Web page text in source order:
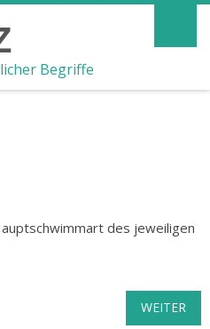
Begriffe
des jeweiligen
WEITER